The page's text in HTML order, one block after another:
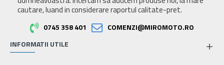
cautare, luand in considerare raportul calitate-pret.
0745 358 401
COMENZI@MIROMOTO.RO
INFORMATII UTILE